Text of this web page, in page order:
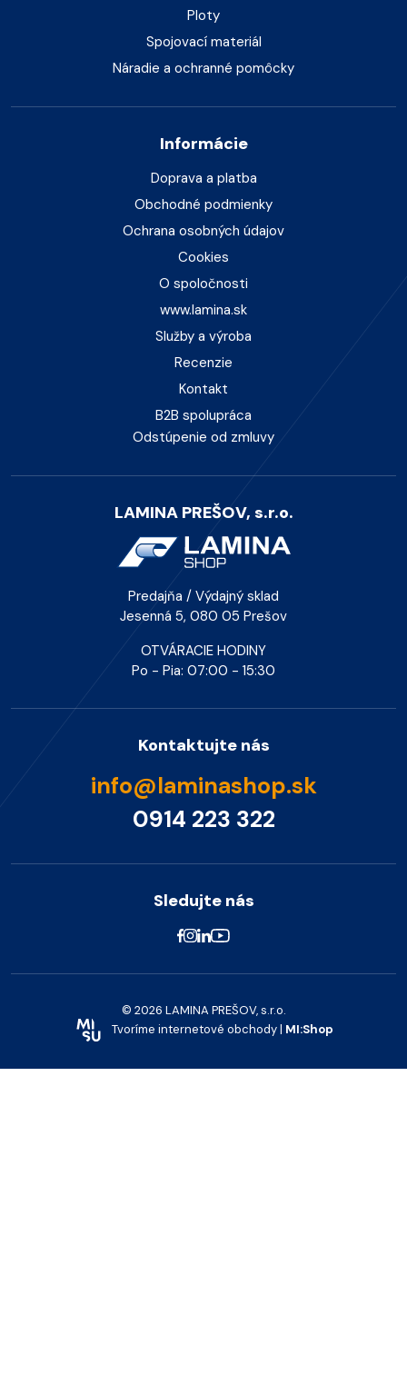
Ploty
Spojovací materiál
Náradie a ochranné pomôcky
Informácie
Doprava a platba
Obchodné podmienky
Ochrana osobných údajov
Cookies
O spoločnosti
www.lamina.sk
Služby a výroba
Recenzie
Kontakt
B2B spolupráca
Odstúpenie od zmluvy
LAMINA PREŠOV, s.r.o.
Predajňa / Výdajný sklad
Jesenná 5, 080 05 Prešov
OTVÁRACIE HODINY
Po - Pia: 07:00 - 15:30
Kontaktujte nás
info@laminashop.sk
0914 223 322
Sledujte nás
© 2026 LAMINA PREŠOV, s.r.o.
Tvoríme internetové obchody | MI:Shop